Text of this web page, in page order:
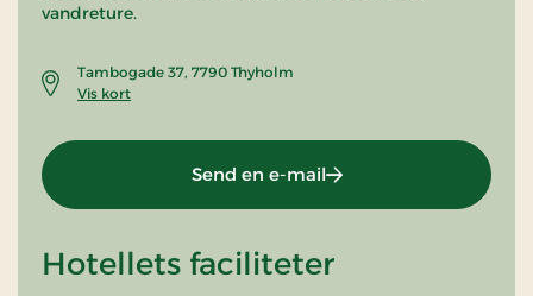
vandreture.
Tambogade 37, 7790 Thyholm
Vis kort
Send en e-mail
Hotellets faciliteter